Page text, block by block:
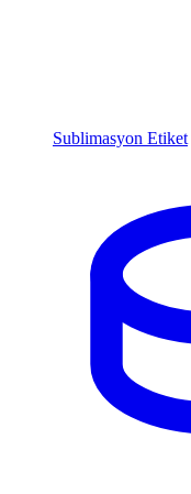
Sublimasyon Etiket